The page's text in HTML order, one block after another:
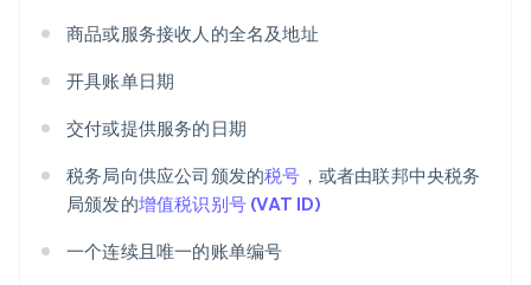
商品或服务接收人的全名及地址
开具账单日期
交付或提供服务的日期
税务局向供应公司颁发的税号 ，或者由联邦中央税务
局颁发的增值税识别号 (VAT ID)
一个连续且唯一的账单编号